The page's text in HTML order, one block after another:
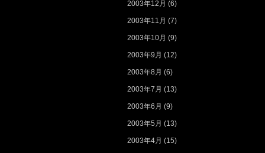
2003年12月 (6)
2003年11月 (7)
2003年10月 (9)
2003年9月 (12)
2003年8月 (6)
2003年7月 (13)
2003年6月 (9)
2003年5月 (13)
2003年4月 (15)